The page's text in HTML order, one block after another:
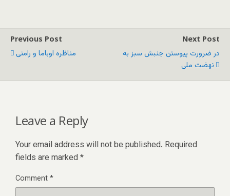
Previous Post
مناظره اوباما و رامنی
Next Post
در ضرورت پیوستن جنبش سبز به
نهضت ملی
Leave a Reply
Your email address will not be published. Required
fields are marked *
Comment*